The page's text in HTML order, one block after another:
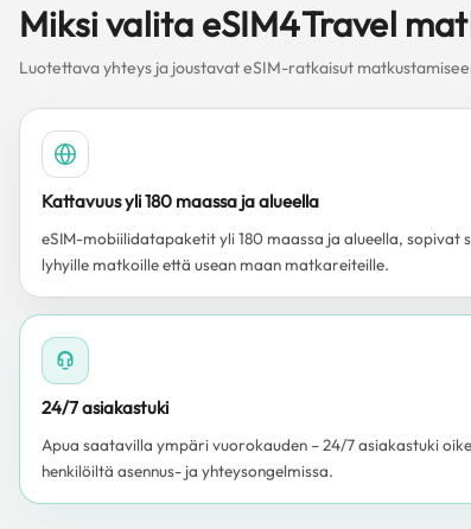
Miksi valita eSIM4Travel
Luotettava yhteys ja joustavat eSIM-ratkaisut
Kattavuus yli 180 maassa ja alueella
eSIM-mobiilidatapaketit yli 180 maassa ja alueella, sopivat
lyhyille matkoille että usean maan matkareiteille.
24/7 asiakastuki
Apua saatavilla ympäri vuorokauden – 24/7 asiakastuki
henkilöiltä asennus- ja yhteysongelmissa.